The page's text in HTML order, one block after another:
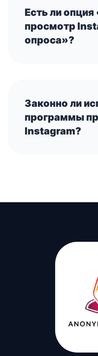
Есть ли
просмотр
опроса»?
Законно ли
программы
Instagram?